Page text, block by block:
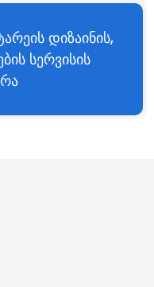
დიზაინის,
სერვისის